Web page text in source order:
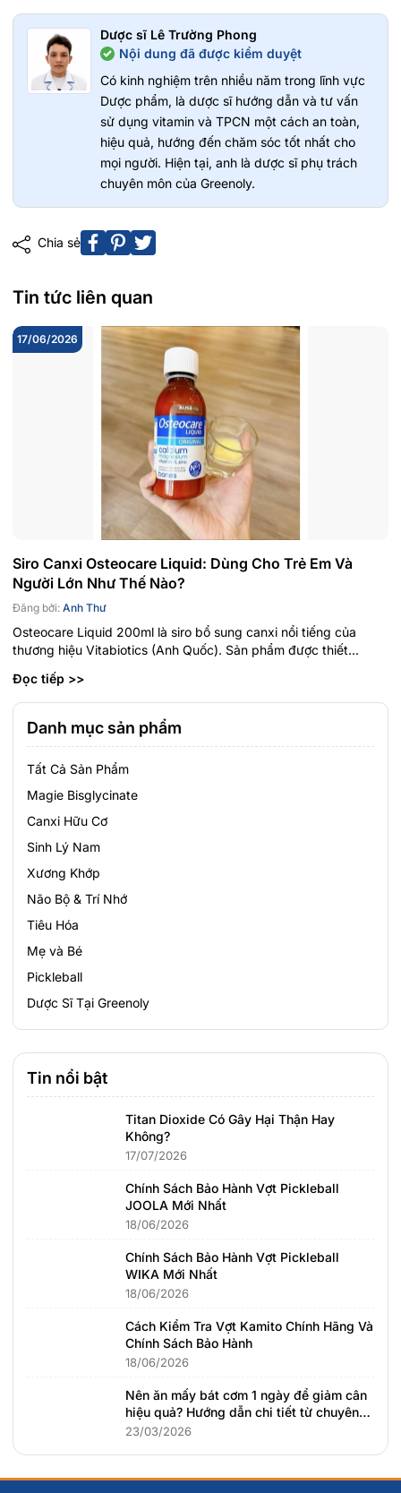
Dược sĩ Lê Trường Phong
Nội dung đã được kiểm duyệt
Có kinh nghiệm trên nhiều năm trong lĩnh vực
Dược phẩm, là dược sĩ hướng dẫn và tư vấn
sử dụng vitamin và TPCN một cách an toàn,
hiệu quả, hướng đến chăm sóc tốt nhất cho
mọi người. Hiện tại, anh là dược sĩ phụ trách
chuyên môn của Greenoly.
Chia sẻ
Tin tức liên quan
17/06/2026
Siro Canxi Osteocare Liquid: Dùng Cho Trẻ Em Và
Người Lớn Như Thế Nào?
Đăng bởi: Anh Thư
Osteocare Liquid 200ml là siro bổ sung canxi nổi tiếng của
thương hiệu Vitabiotics (Anh Quốc). Sản phẩm được thiết...
Đọc tiếp >>
Danh mục sản phẩm
Tất Cả Sản Phẩm
Magie Bisglycinate
Canxi Hữu Cơ
Sinh Lý Nam
Xương Khớp
Não Bộ & Trí Nhớ
Tiêu Hóa
Mẹ và Bé
Pickleball
Dược Sĩ Tại Greenoly
Tin nổi bật
Titan Dioxide Có Gây Hại Thận Hay
Không?
17/07/2026
Chính Sách Bảo Hành Vợt Pickleball
JOOLA Mới Nhất
18/06/2026
Chính Sách Bảo Hành Vợt Pickleball
WIKA Mới Nhất
18/06/2026
Cách Kiểm Tra Vợt Kamito Chính Hãng Và
Chính Sách Bảo Hành
18/06/2026
Nên ăn mấy bát cơm 1 ngày để giảm cân
hiệu quả? Hướng dẫn chi tiết từ chuyên
gia dinh dưỡng
23/03/2026